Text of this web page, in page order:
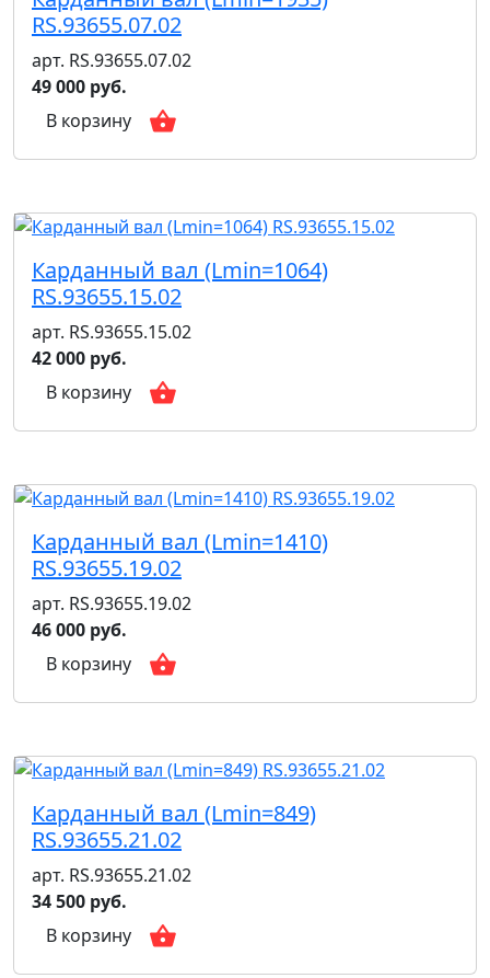
RS.93655.07.02
арт. RS.93655.07.02
49 000 руб.
В корзину
Карданный вал (Lmin=1064)
RS.93655.15.02
арт. RS.93655.15.02
42 000 руб.
В корзину
Карданный вал (Lmin=1410)
RS.93655.19.02
арт. RS.93655.19.02
46 000 руб.
В корзину
Карданный вал (Lmin=849)
RS.93655.21.02
арт. RS.93655.21.02
34 500 руб.
В корзину